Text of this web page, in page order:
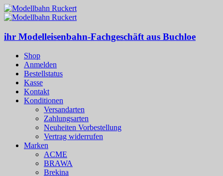
ihr Modelleisenbahn-Fachgeschäft aus Buchloe
Shop
Anmelden
Bestellstatus
Kasse
Kontakt
Konditionen
Versandarten
Zahlungsarten
Neuheiten Vorbestellung
Vertrag widerrufen
Marken
ACME
BRAWA
Brekina